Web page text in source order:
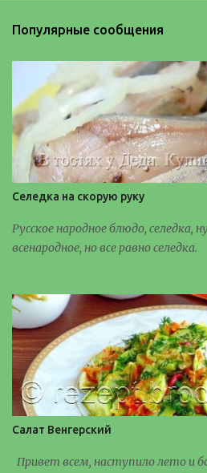
а
и
Популярные сообщения
Селедка на скорую руку
Русское народное блюдо, селедка,
всенародное, но все равно селедка.
Салат Венгерский
Привет всем, наступило лето и